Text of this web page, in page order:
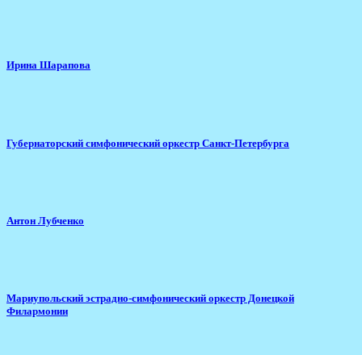
Ирина Шарапова
Губернаторский симфонический оркестр Санкт-Петербурга
Антон Лубченко
Мариупольский эстрадно-симфонический оркестр Донецкой
Филармонии